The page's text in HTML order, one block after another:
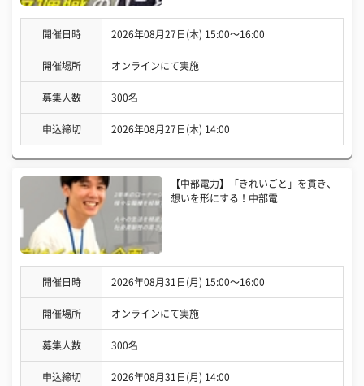
開催日時 2026年08月27日(木) 15:00〜16:00
開催場所 オンラインにて実施
募集人数 300名
申込締切 2026年08月27日(木) 14:00
【中部電力】「きれいごと」を貫き、
想いを形にする！中部電
開催日時 2026年08月31日(月) 15:00〜16:00
開催場所 オンラインにて実施
募集人数 300名
申込締切 2026年08月31日(月) 14:00